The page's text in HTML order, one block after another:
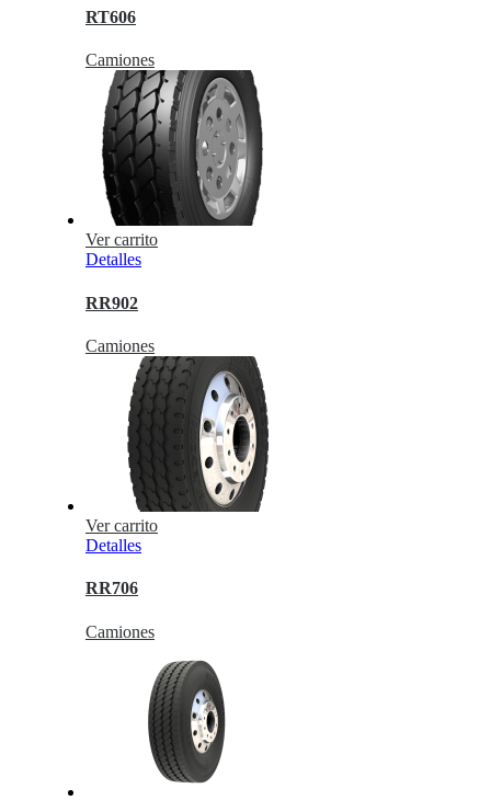
RT606
Camiones
Ver carrito
Detalles
RR902
Camiones
Ver carrito
Detalles
RR706
Camiones